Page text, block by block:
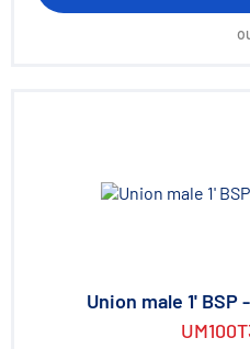
Union male 1' BSP